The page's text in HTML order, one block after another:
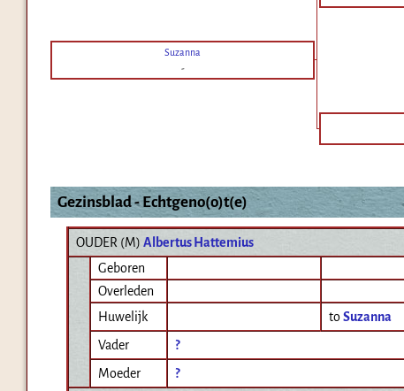
Suzanna
-
Gezinsblad - Echtgeno(o)t(e)
OUDER (M) Albertus Hattemius
Geboren
Overleden
Huwelijk
toSuzanna
Vader
?
Moeder
?